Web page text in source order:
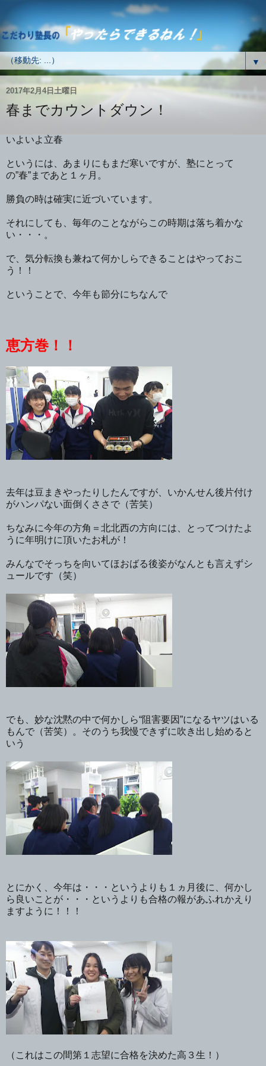
▼
2017年2月4日土曜日
春までカウントダウン！
いよいよ立春
というには、あまりにもまだ寒いですが、塾にとって
の”春”まであと１ヶ月。
勝負の時は確実に近づいています。
それにしても、毎年のことながらこの時期は落ち着かな
い・・・。
で、気分転換も兼ねて何かしらできることはやっておこ
う！！
ということで、今年も節分にちなんで
恵方巻！！
去年は豆まきやったりしたんですが、いかんせん後片付け
がハンパない面倒くささで（苦笑）
ちなみに今年の方角＝北北西の方向には、とってつけたよ
うに年明けに頂いたお札が！
みんなでそっちを向いてほおばる後姿がなんとも言えずシ
ュールです（笑）
でも、妙な沈黙の中で何かしら“阻害要因”になるヤツはいる
もんで（苦笑）。そのうち我慢できずに吹き出し始めると
いう
とにかく、今年は・・・というよりも１ヵ月後に、何かし
ら良いことが・・・というよりも合格の報があふれかえり
ますように！！！
（これはこの間第１志望に合格を決めた高３生！）